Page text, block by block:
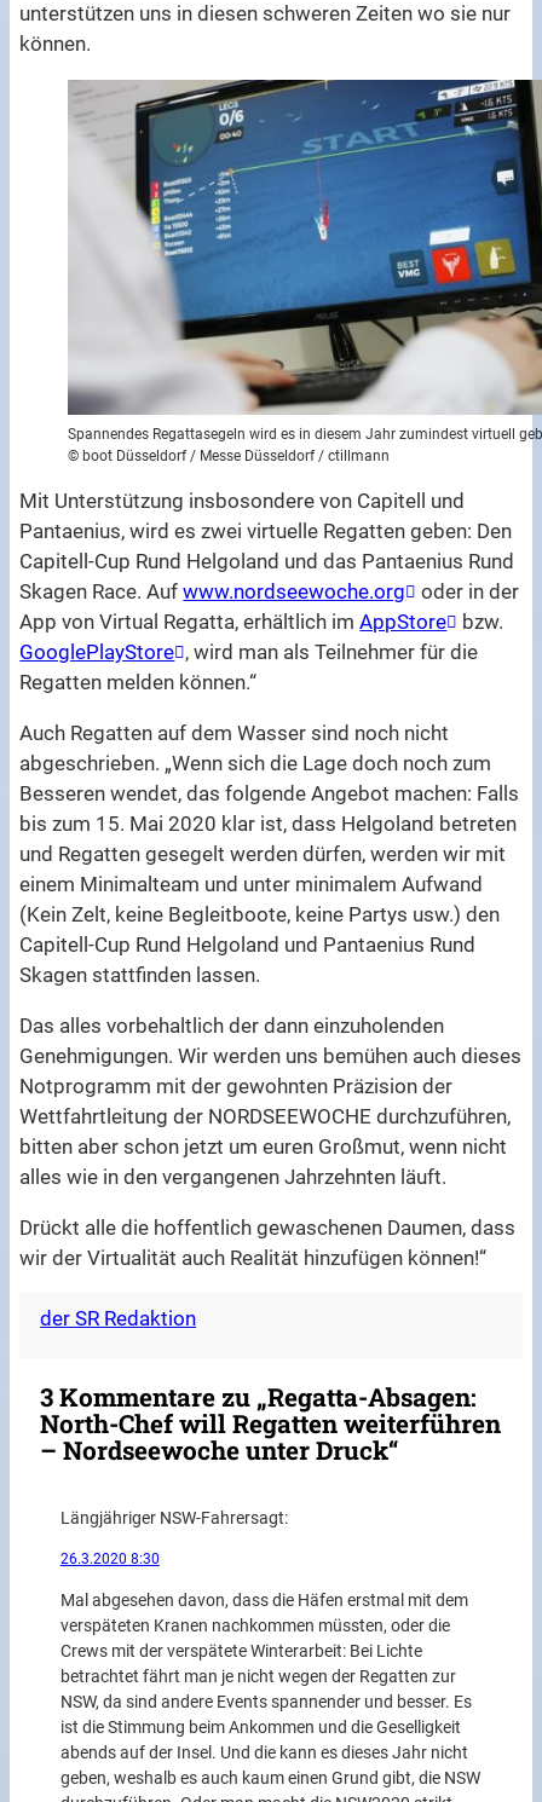
unterstützen uns in diesen schweren Zeiten wo sie nur
können.
Spannendes Regattasegeln wird es in diesem Jahr zumindest virtuell
© boot Düsseldorf / Messe Düsseldorf / ctillmann
Mit Unterstützung insbosondere von Capitell und
Pantaenius, wird es zwei virtuelle Regatten geben: Den
Capitell-Cup Rund Helgoland und das Pantaenius Rund
Skagen Race. Aufwww.nordseewoche.org
oder in der
App von Virtual Regatta, erhältlich imAppStore
bzw.
GooglePlayStore , wird man als Teilnehmer für die
Regatten melden können.“
Auch Regatten auf dem Wasser sind noch nicht
abgeschrieben. „Wenn sich die Lage doch noch zum
Besseren wendet, das folgende Angebot machen: Falls
bis zum 15. Mai 2020 klar ist, dass Helgoland betreten
und Regatten gesegelt werden dürfen, werden wir mit
einem Minimalteam und unter minimalem Aufwand
(Kein Zelt, keine Begleitboote, keine Partys usw.) den
Capitell-Cup Rund Helgoland und Pantaenius Rund
Skagen stattfinden lassen.
Das alles vorbehaltlich der dann einzuholenden
Genehmigungen. Wir werden uns bemühen auch dieses
Notprogramm mit der gewohnten Präzision der
Wettfahrtleitung der NORDSEEWOCHE durchzuführen,
bitten aber schon jetzt um euren Großmut, wenn nicht
alles wie in den vergangenen Jahrzehnten läuft.
Drückt alle die hoffentlich gewaschenen Daumen, dass
wir der Virtualität auch Realität hinzufügen können!“
der SR Redaktion
3 Kommentare zu „Regatta-Absagen:
North-Chef will Regatten weiterführen
– Nordseewoche unter Druck“
Längjähriger NSW-Fahrersagt:
26.3.2020 8:30
Mal abgesehen davon, dass die Häfen erstmal mit dem
verspäteten Kranen nachkommen müssten, oder die
Crews mit der verspätete Winterarbeit: Bei Lichte
betrachtet fährt man je nicht wegen der Regatten zur
NSW, da sind andere Events spannender und besser. Es
ist die Stimmung beim Ankommen und die Geselligkeit
abends auf der Insel. Und die kann es dieses Jahr nicht
geben, weshalb es auch kaum einen Grund gibt, die NSW